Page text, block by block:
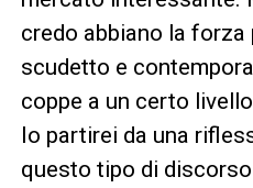
credo abbiano la forza
scudetto e
coppe a un certo
Io partirei da una
questo tipo di